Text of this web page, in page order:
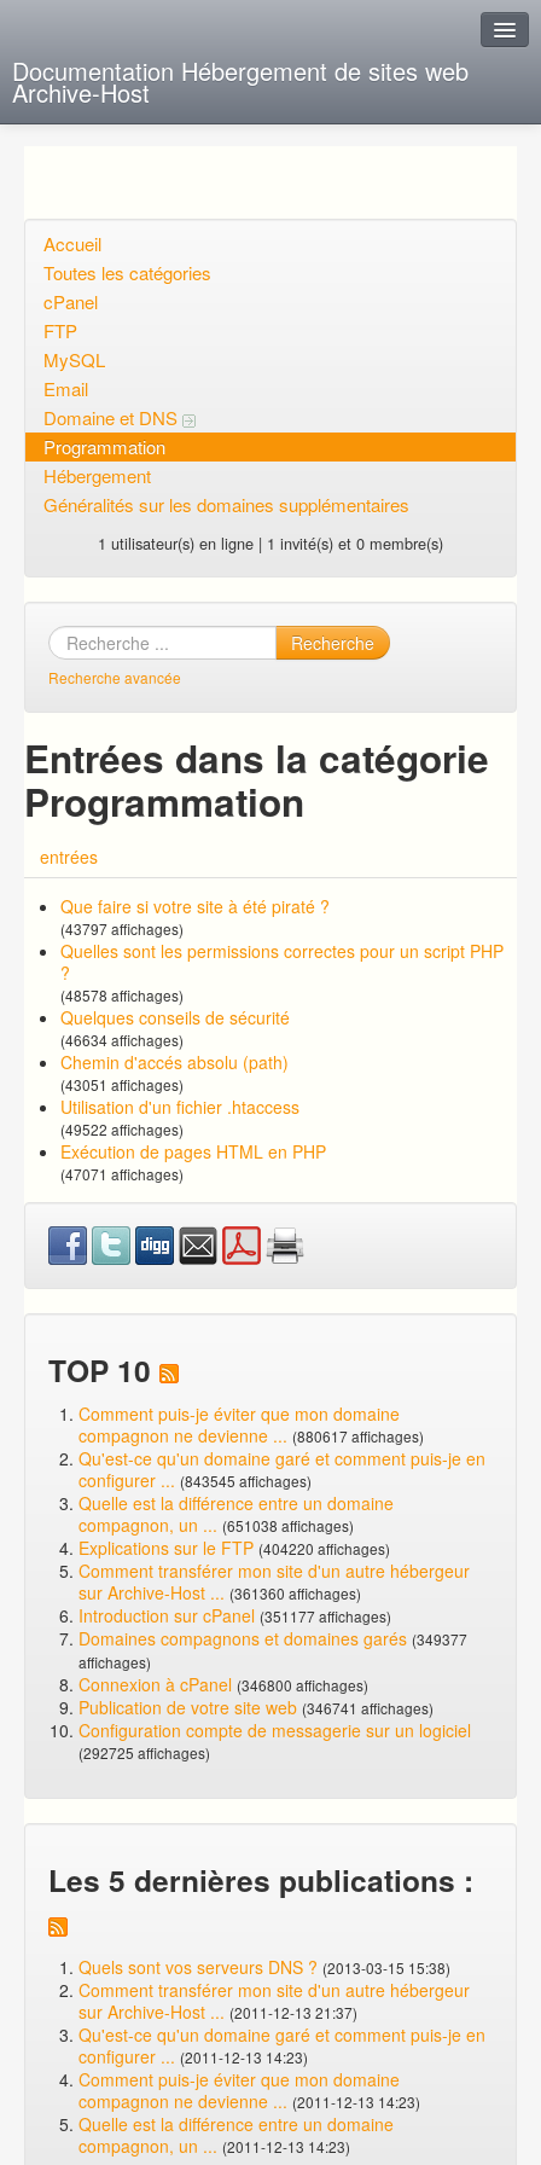
Documentation Hébergement de sites web
Archive-Host
Questions ouvertes
Voulez-vous vous inscrire?
Connexion
Accueil
Toutes les catégories
cPanel
FTP
MySQL
Email
Domaine et DNS
Programmation
Hébergement
Généralités sur les domaines supplémentaires
1 utilisateur(s) en ligne | 1 invité(s) et 0 membre(s)
Recherche
Recherche avancée
Entrées dans la catégorie
Programmation
entrées
Que faire si votre site à été piraté ?
(43797 affichages)
Quelles sont les permissions correctes pour un script PHP
?
(48578 affichages)
Quelques conseils de sécurité
(46634 affichages)
Chemin d'accés absolu (path)
(43051 affichages)
Utilisation d'un fichier .htaccess
(49522 affichages)
Exécution de pages HTML en PHP
(47071 affichages)
TOP 10
Comment puis-je éviter que mon domaine
compagnon ne devienne ... (880617 affichages)
Qu'est-ce qu'un domaine garé et comment puis-je en
configurer ... (843545 affichages)
Quelle est la différence entre un domaine
compagnon, un ... (651038 affichages)
Explications sur le FTP (404220 affichages)
Comment transférer mon site d'un autre hébergeur
sur Archive-Host ... (361360 affichages)
Introduction sur cPanel (351177 affichages)
Domaines compagnons et domaines garés (349377
affichages)
Connexion à cPanel (346800 affichages)
Publication de votre site web (346741 affichages)
Configuration compte de messagerie sur un logiciel
(292725 affichages)
Les 5 dernières publications :
Quels sont vos serveurs DNS ? (2013-03-15 15:38)
Comment transférer mon site d'un autre hébergeur
sur Archive-Host ... (2011-12-13 21:37)
Qu'est-ce qu'un domaine garé et comment puis-je en
configurer ... (2011-12-13 14:23)
Comment puis-je éviter que mon domaine
compagnon ne devienne ... (2011-12-13 14:23)
Quelle est la différence entre un domaine
compagnon, un ... (2011-12-13 14:23)